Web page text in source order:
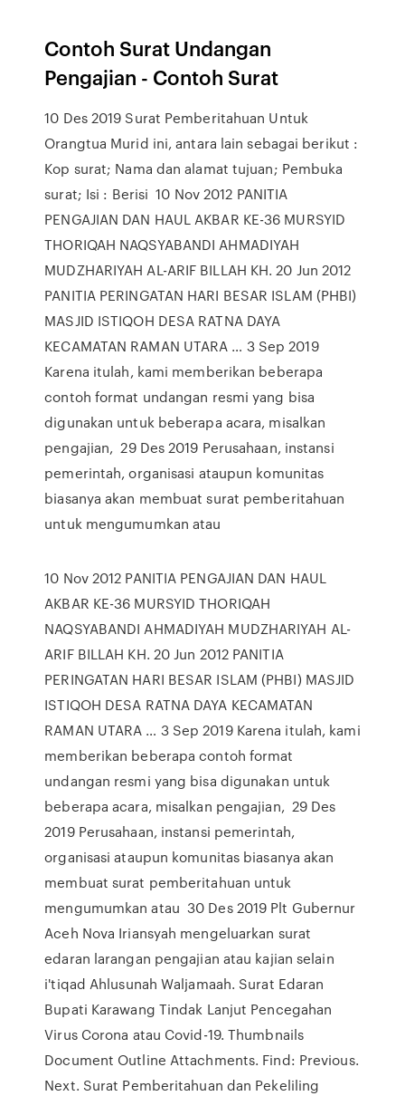
Contoh Surat Undangan
Pengajian - Contoh Surat
10 Des 2019 Surat Pemberitahuan Untuk
Orangtua Murid ini, antara lain sebagai berikut :
Kop surat; Nama dan alamat tujuan; Pembuka
surat; Isi : Berisi 10 Nov 2012 PANITIA
PENGAJIAN DAN HAUL AKBAR KE-36 MURSYID
THORIQAH NAQSYABANDI AHMADIYAH
MUDZHARIYAH AL-ARIF BILLAH KH. 20 Jun 2012
PANITIA PERINGATAN HARI BESAR ISLAM (PHBI)
MASJID ISTIQOH DESA RATNA DAYA
KECAMATAN RAMAN UTARA … 3 Sep 2019
Karena itulah, kami memberikan beberapa
contoh format undangan resmi yang bisa
digunakan untuk beberapa acara, misalkan
pengajian, 29 Des 2019 Perusahaan, instansi
pemerintah, organisasi ataupun komunitas
biasanya akan membuat surat pemberitahuan
untuk mengumumkan atau
10 Nov 2012 PANITIA PENGAJIAN DAN HAUL
AKBAR KE-36 MURSYID THORIQAH
NAQSYABANDI AHMADIYAH MUDZHARIYAH AL-
ARIF BILLAH KH. 20 Jun 2012 PANITIA
PERINGATAN HARI BESAR ISLAM (PHBI) MASJID
ISTIQOH DESA RATNA DAYA KECAMATAN
RAMAN UTARA … 3 Sep 2019 Karena itulah, kami
memberikan beberapa contoh format
undangan resmi yang bisa digunakan untuk
beberapa acara, misalkan pengajian, 29 Des
2019 Perusahaan, instansi pemerintah,
organisasi ataupun komunitas biasanya akan
membuat surat pemberitahuan untuk
mengumumkan atau 30 Des 2019 Plt Gubernur
Aceh Nova Iriansyah mengeluarkan surat
edaran larangan pengajian atau kajian selain
i'tiqad Ahlusunah Waljamaah. Surat Edaran
Bupati Karawang Tindak Lanjut Pencegahan
Virus Corona atau Covid-19. Thumbnails
Document Outline Attachments. Find: Previous.
Next. Surat Pemberitahuan dan Pekeliling